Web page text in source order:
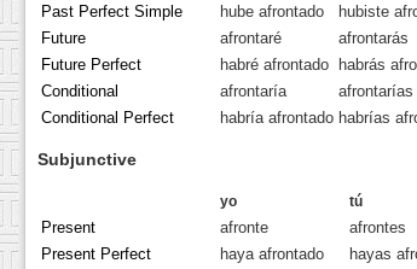
Past Perfect Simple
hube afrontado hubiste
Future
afrontaré afrontarás
Future Perfect
habré afrontado habrás
Conditional
afrontaría afrontarías
Conditional Perfect
habría afrontado habrías
Subjunctive
yo tú
Present afronte afrontes
Present Perfect
haya afrontado hayas